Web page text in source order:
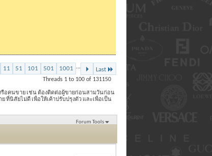
11 51 101 501 1001 ... Last
Threads 1 to 100 of 131150
หรือคนขาย เช่น ต้องติดต่อผู้ขายก่อนสามวันก่อน
ที่นิสัยไม่ดี เพื่อให้เค้าปรับปรุงตัว และเพื่อเป็น
Forum Tools